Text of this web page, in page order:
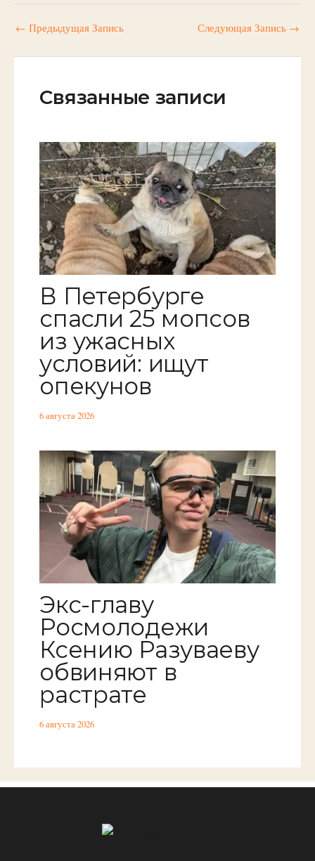
← Предыдущая Запись Следующая Запись →
Связанные записи
В Петербурге
спасли 25 мопсов
из ужасных
условий: ищут
опекунов
6 августа 2026
Экс-главу
Росмолодежи
Ксению Разуваеву
обвиняют в
растрате
6 августа 2026